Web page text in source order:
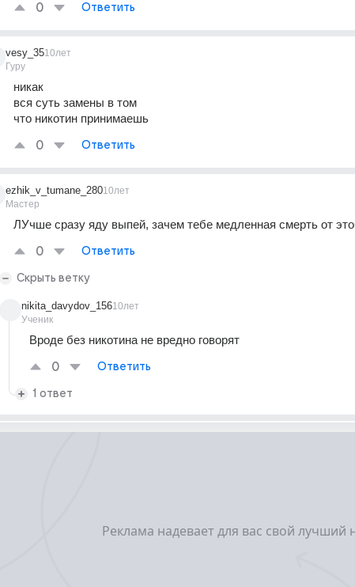
0 Ответить
vesy_35
Гуру
10лет
никак
вся суть замены в том
что никотин принимаешь
0 Ответить
ezhik_v_tumane_280
Мастер
10лет
ЛУчше сразу яду выпей, зачем тебе медленная смерть от
0 Ответить
Скрыть ветку
nikita_davydov_156
Ученик
10лет
Вроде без никотина не вредно говорят
0 Ответить
1 ответ